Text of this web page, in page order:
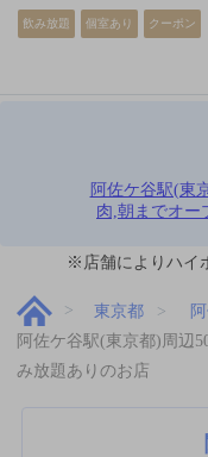
飲み放題 個室あり クーポン
阿佐ケ谷駅(東
肉,朝までオー
※店舗によりハイ
東京都
阿佐ケ谷駅(東京都)周辺
み放題ありのお店